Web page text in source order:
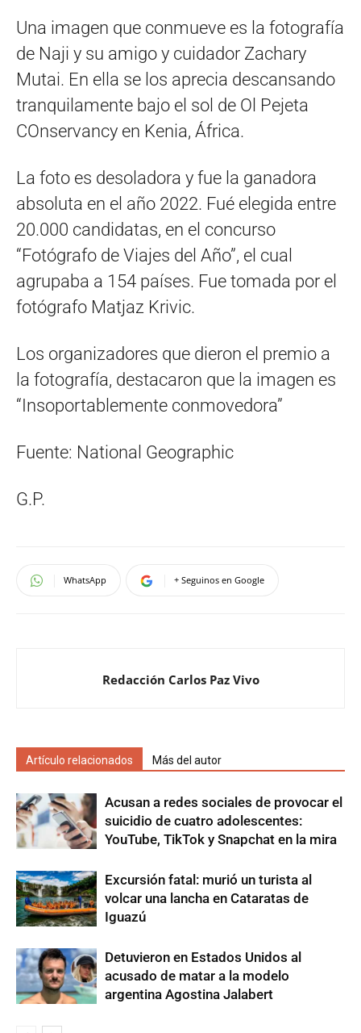
Una imagen que conmueve es la fotografía
de Naji y su amigo y cuidador Zachary
Mutai. En ella se los aprecia descansando
tranquilamente bajo el sol de Ol Pejeta
COnservancy en Kenia, África.
La foto es desoladora y fue la ganadora
absoluta en el año 2022. Fué elegida entre
20.000 candidatas, en el concurso
“Fotógrafo de Viajes del Año”, el cual
agrupaba a 154 países. Fue tomada por el
fotógrafo Matjaz Krivic.
Los organizadores que dieron el premio a
la fotografía, destacaron que la imagen es
“Insoportablemente conmovedora”
Fuente: National Geographic
G.P.
WhatsApp + Seguinos en Google
Redacción Carlos Paz Vivo
Artículo relacionados Más del autor
Acusan a redes sociales de provocar el
suicidio de cuatro adolescentes:
YouTube, TikTok y Snapchat en la mira
Excursión fatal: murió un turista al
volcar una lancha en Cataratas de
Iguazú
Detuvieron en Estados Unidos al
acusado de matar a la modelo
argentina Agostina Jalabert